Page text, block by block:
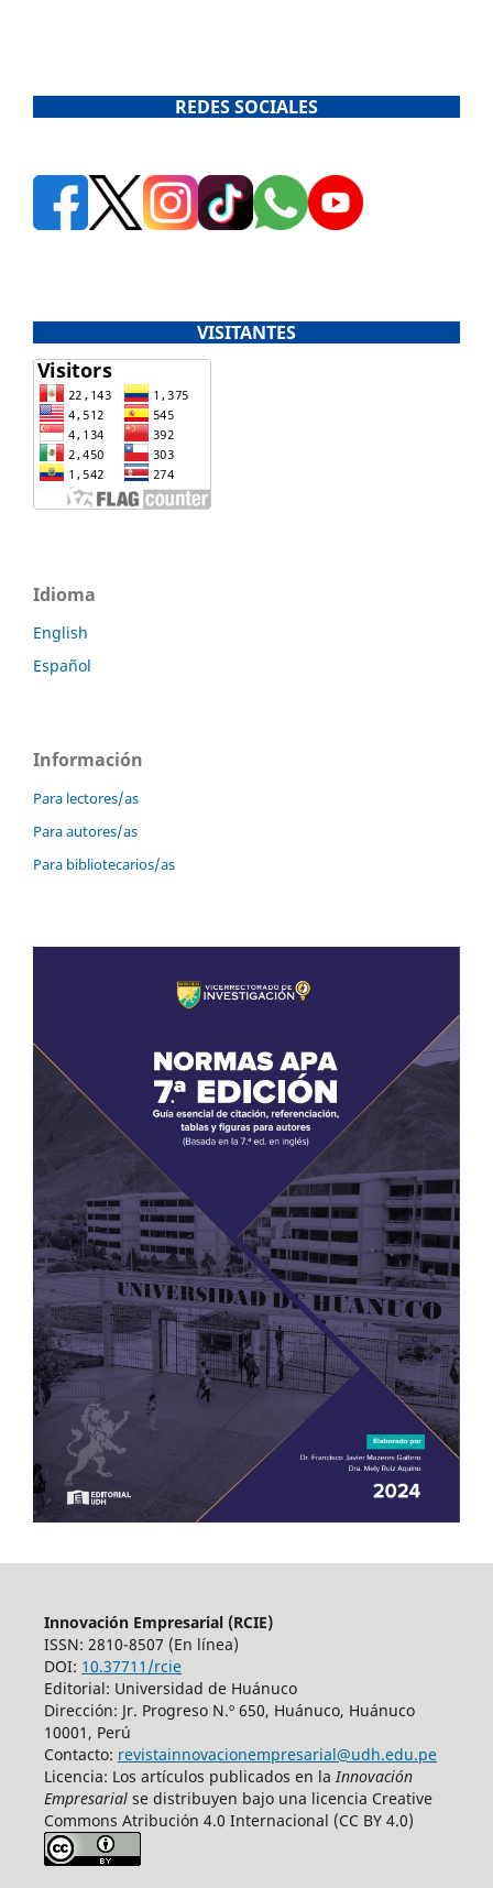
REDES SOCIALES
VISITANTES
Idioma
English
Español
Información
Para lectores/as
Para autores/as
Para bibliotecarios/as
Innovación Empresarial (RCIE)
ISSN: 2810-8507 (En línea)
DOI: 10.37711/rcie
Editorial: Universidad de Huánuco
Dirección: Jr. Progreso N.º 650, Huánuco, Huánuco
10001, Perú
Contacto: revistainnovacionempresarial@udh.edu.pe
Licencia: Los artículos publicados en la Innovación
Empresarialse distribuyen bajo una licencia Creative
Commons Atribución 4.0 Internacional (CC BY 4.0)